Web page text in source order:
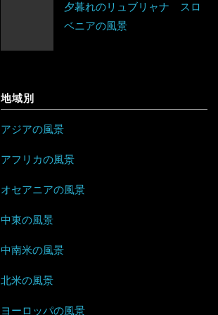
夕暮れのリュブリャナ スロ
ベニアの風景
地域別
アジアの風景
アフリカの風景
オセアニアの風景
中東の風景
中南米の風景
北米の風景
ヨーロッパの風景
ネパール
フィリピン
ベトナム
ボルネオ
香港
ベラルーシ
ボスニア・ヘルツェゴビナ
モナコ
モンテネグロ
ラトビア
イスラエル
イラン
オマーン
ジャマイカ
チリ
トリニダード・トバゴ
ニカラグア
ハイチ
バハマ
エリトリア
カメルーン
コンゴ
ジンバブエ
スーダン
セーシェル
タンザニア